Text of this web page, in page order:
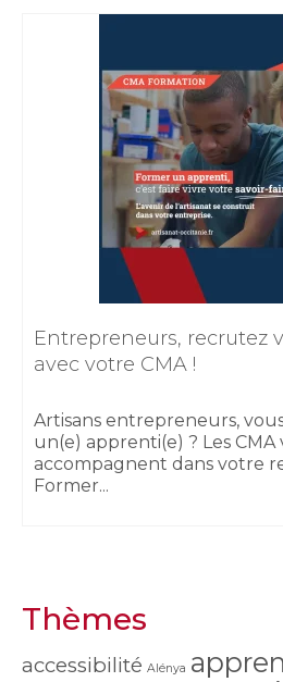
Entrepreneurs, recrutez
avec votre CMA !
Artisans entrepreneurs,
un(e) apprenti(e) ? Les CMA
accompagnent dans votre
Former...
Thèmes
accessibilité Alénya